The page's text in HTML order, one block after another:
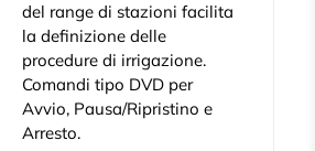
del range di stazioni facilita
la definizione delle
procedure di irrigazione.
Comandi tipo DVD per
Avvio, Pausa/Ripristino e
Arresto.